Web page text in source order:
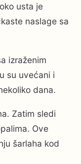
usta je
naslage sa
izraženim
su uvećani i
dana.
Zatim sledi
Ove
šarlaha kod